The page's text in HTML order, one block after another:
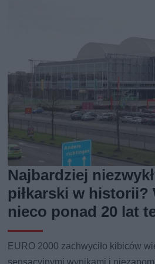
Najbardziej
piłkarski w historii?
nieco ponad 20 lat
EURO 2000 zachwyciło kibiców